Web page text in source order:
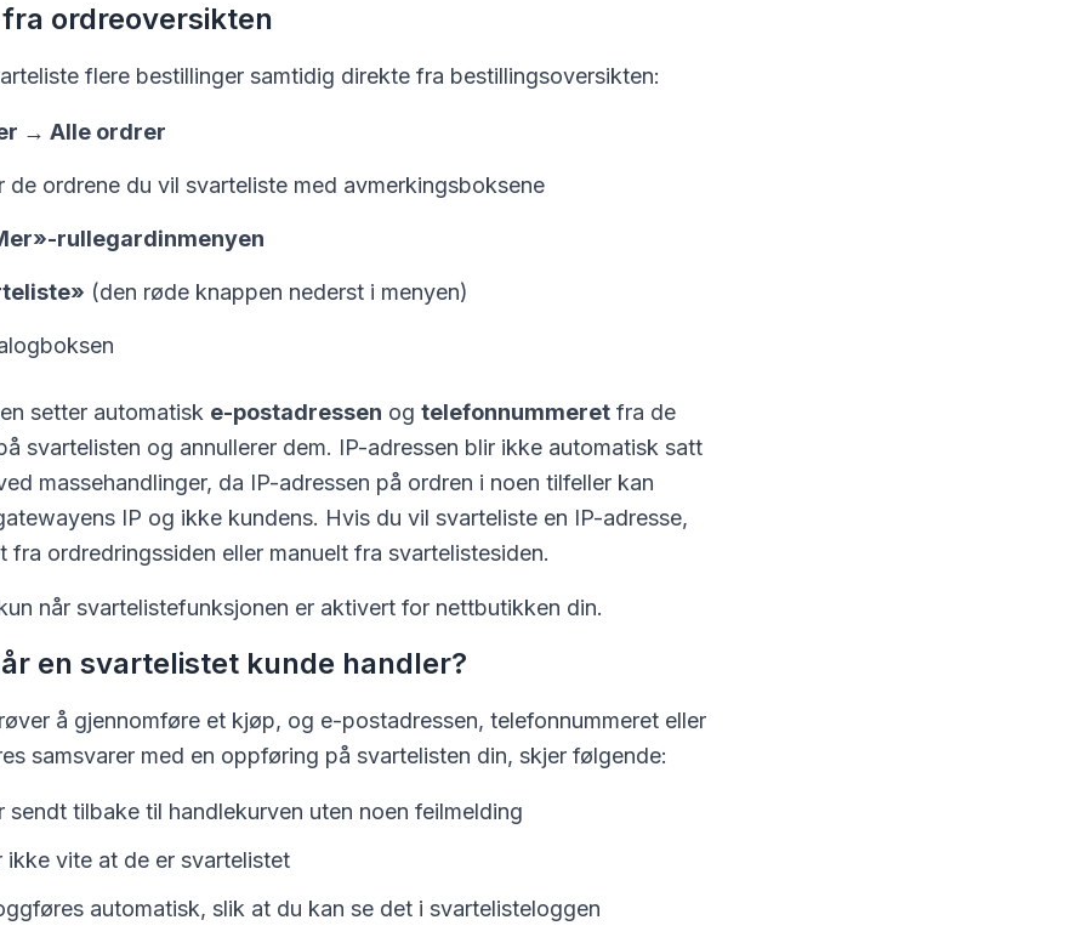
ordreoversikten
flere bestillinger samtidig direkte fra bestillingsoversikten:
→ Alle ordrer
de ordrene du vil svarteliste med avmerkingsboksene
rullegardinmenyen
(den røde knappen nederst i menyen)
setter automatisk e-postadressen og telefonnummeretfra de
svartelisten og annullerer dem. IP-adressen blir ikke automatisk satt
massehandlinger, da IP-adressen på ordren i noen tilfeller kan
IP og ikke kundens. Hvis du vil svarteliste en IP-adresse,
fra ordredringssiden eller manuelt fra svartelistesiden.
når svartelistefunksjonen er aktivert for nettbutikken din.
en svartelistet kunde handler?
å gjennomføre et kjøp, og e-postadressen, telefonnummeret eller
samsvarer med en oppføring på svartelisten din, skjer følgende:
sendt tilbake til handlekurven uten noen feilmelding
ikke vite at de er svartelistet
automatisk, slik at du kan se det i svartelisteloggen